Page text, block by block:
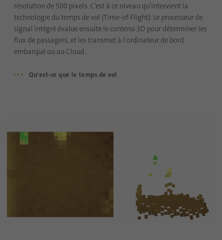
résolution de 500 pixels. C’est à ce niveau qu’intervient la
technologie du temps de vol (Time-of-Flight). Le processeur de
signal intégré évalue ensuite le contenu 3D pour déterminer les
flux de passagers, et les transmet à l'ordinateur de bord
embarqué ou au Cloud.
Qu'est-ce que le temps de vol
Fournisseur .www.linkedin.com
Durée 1 an
Objetif
connecté a été vérifié avec une
authentification à deux facteurs et s'est déjà
Ce cookie est utilisé pour stocker quand la
synchronisation avec le cookie «
lms_analytics cookie » a eu lieu.